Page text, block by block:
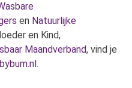
en Natuurlijke
en Kind,
Maandverband, vind je
.